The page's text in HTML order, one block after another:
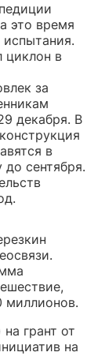
это время
циклон в
за
декабря. В
в
до сентября.
миллионов.
грант от
на